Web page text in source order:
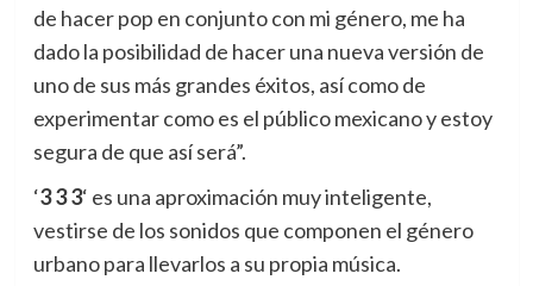
de hacer pop en conjunto con mi género, me ha
dado la posibilidad de hacer una nueva versión de
uno de sus más grandes éxitos, así como de
experimentar como es el público mexicano y estoy
segura de que así será”.
‘3 3 3‘ es una aproximación muy inteligente,
vestirse de los sonidos que componen el género
urbano para llevarlos a su propia música.